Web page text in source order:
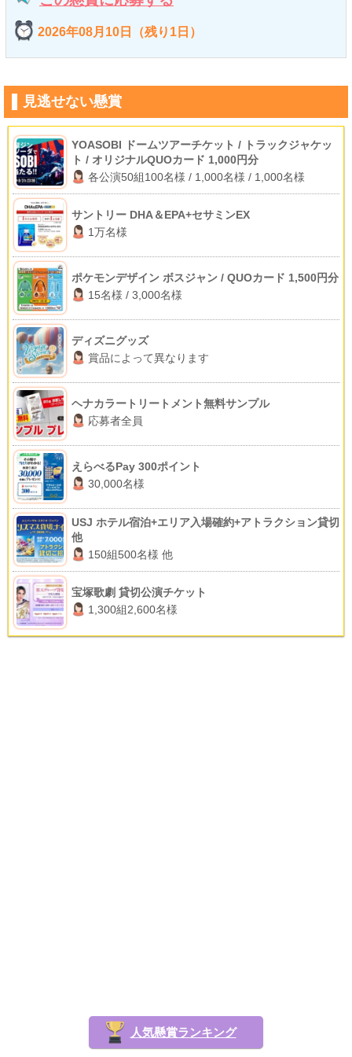
2026年08月10日（残り1日）
見逃せない懸賞
YOASOBI ドームツアーチケット / トラックジャケッ
ト / オリジナルQUOカード 1,000円分
各公演50組100名様 / 1,000名様 / 1,000名様
サントリー DHA＆EPA+セサミンEX
1万名様
ポケモンデザイン ボスジャン / QUOカード 1,500円分
15名様 / 3,000名様
ディズニグッズ
賞品によって異なります
ヘナカラートリートメント無料サンプル
応募者全員
えらべるPay 300ポイント
30,000名様
USJ ホテル宿泊+エリア入場確約+アトラクション貸切
他
150組500名様 他
宝塚歌劇 貸切公演チケット
1,300組2,600名様
人気懸賞ランキング